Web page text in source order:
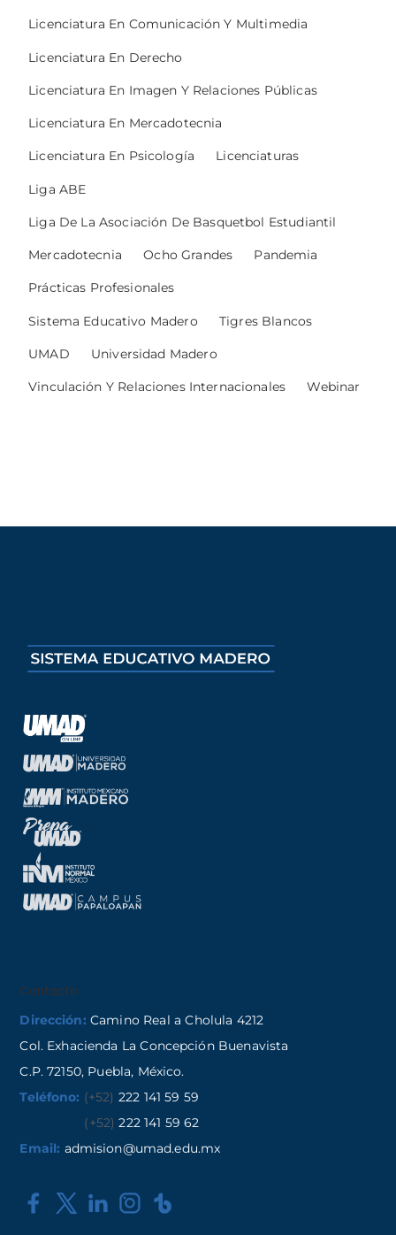
Licenciatura En Comunicación Y Multimedia
Licenciatura En Derecho
Licenciatura En Imagen Y Relaciones Públicas
Licenciatura En Mercadotecnia
Licenciatura En Psicología Licenciaturas
Liga ABE
Liga De La Asociación De Basquetbol Estudiantil
Mercadotecnia Ocho Grandes Pandemia
Prácticas Profesionales
Sistema Educativo Madero Tigres Blancos
UMAD Universidad Madero
Vinculación Y Relaciones Internacionales Webinar
Contacto
Dirección: Camino Real a Cholula 4212
Col. Exhacienda La Concepción Buenavista
C.P. 72150, Puebla, México.
Teléfono: (+52) 222 141 59 59
(+52) 222 141 59 62
Email: admision@umad.edu.mx